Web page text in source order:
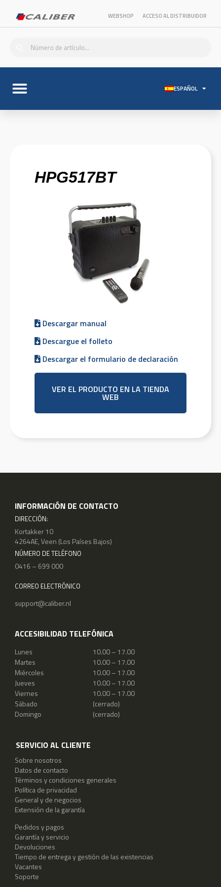
WEBSHOP ACCESO AL DISTRIBUIDOR
ESPAÑOL
HPG517BT
Descargar manual
Descargue el folleto
Descargar el formulario de declaración
VER EL PRODUCTO EN LA TIENDA
WEB
INFORMACIÓN DE CONTACTO
DIRECCIÓN:
Kortakker 10
4264AE, Veen (Los Países Bajos)
NÚMERO DE TELÉFONO
0416 – 699 000
CORREO ELECTRÓNICO
support@caliber.nl
ACCESIBILIDAD TELEFÓNICA
Lunes
10.00 – 17.00
Martes
10.00 – 17.00
Miércoles
10.00 – 17.00
Jueves
10.00 – 17.00
Viernes
10.00 – 17.00
Sábado
(cerrado)
Domingo
(cerrado)
SERVICIO AL CLIENTE
Sobre nosotros
Datos de contacto
Términos y condiciones generales
Política de privacidad
General y de negocios
Extensión de la garantía
Pedidos y pagos
Garantía y servicio
Devoluciones
Tiempo de entrega y gestión de las existencias
Vacantes
Soporte